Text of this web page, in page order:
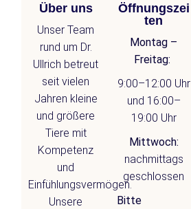
Über uns
Unser Team
rund um Dr.
Ullrich betreut
seit vielen
Jahren kleine
und größere
Tiere mit
Kompetenz
und
Einfühlungsvermögen.
Unsere
Öffnungszei
ten
Montag –
Freitag:
9:00–12:00 Uhr
und 16:00–
19:00 Uhr
Mittwoch:
nachmittags
geschlossen
Bitte